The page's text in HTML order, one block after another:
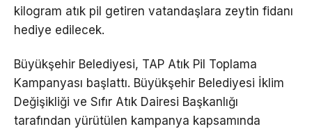
kilogram atık pil getiren vatandaşlara zeytin fidanı
hediye edilecek.
Büyükşehir Belediyesi, TAP Atık Pil Toplama
Kampanyası başlattı. Büyükşehir Belediyesi İklim
Değişikliği ve Sıfır Atık Dairesi Başkanlığı
tarafından yürütülen kampanya kapsamında